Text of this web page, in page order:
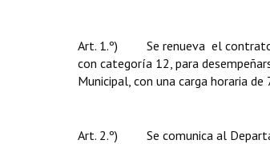
Art. 1.º) Se renueva el contrato
con categoría 12, para
Municipal, con una carga horaria
Art. 2.º) Se comunica al